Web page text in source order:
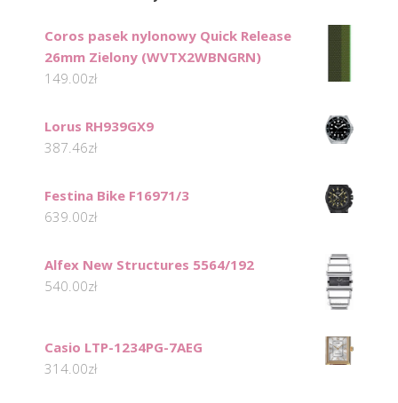
Coros pasek nylonowy Quick Release
26mm Zielony (WVTX2WBNGRN)
149.00zł
Lorus RH939GX9
387.46zł
Festina Bike F16971/3
639.00zł
Alfex New Structures 5564/192
540.00zł
Casio LTP-1234PG-7AEG
314.00zł